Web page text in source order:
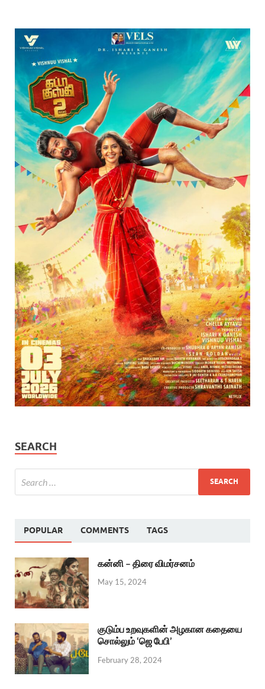
SEARCH
POPULAR COMMENTS TAGS
கன்னி – திரை விமர்சனம்
May 15, 2024
குடும்ப உறவுகளின் அழகான கதையை
சொல்லும் ‘ஜெ பேபி’
February 28, 2024